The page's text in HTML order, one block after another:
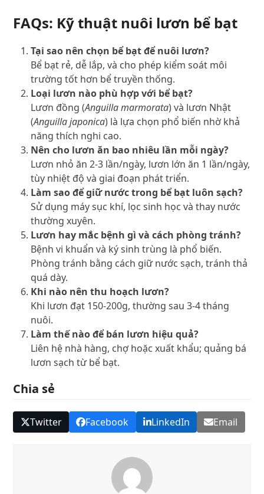
FAQs: Kỹ thuật nuôi lươn bể bạt
Tại sao nên chọn bể bạt để nuôi lươn?
Bể bạt rẻ, dễ lắp, và cho phép kiểm soát môi
trường tốt hơn bể truyền thống.
Loại lươn nào phù hợp với bể bạt?
Lươn đồng (Anguilla marmorata) và lươn Nhật
(Anguilla japonica) là lựa chọn phổ biến nhờ khả
năng thích nghi cao.
Nên cho lươn ăn bao nhiêu lần mỗi ngày?
Lươn nhỏ ăn 2-3 lần/ngày, lươn lớn ăn 1 lần/ngày,
tùy nhiệt độ và giai đoạn phát triển.
Làm sao để giữ nước trong bể bạt luôn sạch?
Sử dụng máy sục khí, lọc sinh học và thay nước
thường xuyên.
Lươn hay mắc bệnh gì và cách phòng tránh?
Bệnh vi khuẩn và ký sinh trùng là phổ biến.
Phòng tránh bằng cách giữ nước sạch, tránh thả
quá dày.
Khi nào nên thu hoạch lươn?
Khi lươn đạt 150-200g, thường sau 3-4 tháng
nuôi.
Làm thế nào để bán lươn hiệu quả?
Liên hệ nhà hàng, chợ hoặc xuất khẩu; quảng bá
lươn sạch từ bể bạt.
Chia sẻ
Twitter Facebook LinkedIn Email